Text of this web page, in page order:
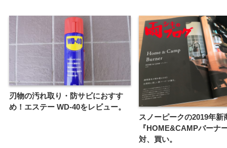
刃物の汚れ取り・防サビにおすす
め！エステー WD-40をレビュー。
スノーピークの2019年新
『HOME&CAMPバーナ
対、買い。